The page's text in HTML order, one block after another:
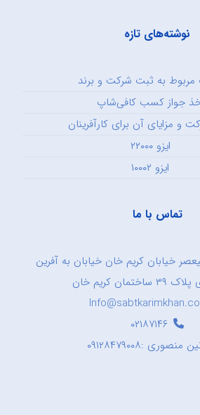
نوشته‌های تازه
مربوط به ثبت شرکت و برند
جواز کسب کافی‌شاپ
و مزایای آن برای کارآفرینان
ایزو ۲۲۰۰۰
ایزو ۱۰۰۰۲
تماس با ما
خیابان کریم خان خیابان به آفرین
کریم خان
۰۲۱۸۷۱۴۶
منصوری :۰۹۱۲۸۴۷۹۰۰۸